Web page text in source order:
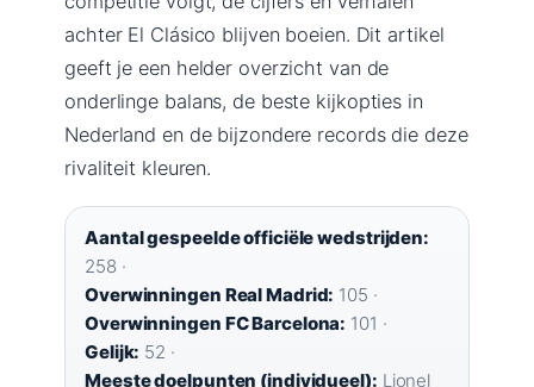
achter El Clásico blijven boeien. Dit artikel
geeft je een helder overzicht van de
onderlinge balans, de beste kijkopties in
Nederland en de bijzondere records die deze
rivaliteit kleuren.
Aantal gespeelde officiële wedstrijden:
258 ·
Overwinningen Real Madrid: 105 ·
Overwinningen FC Barcelona: 101 ·
Gelijk: 52 ·
Meeste doelpunten (individueel): Lionel